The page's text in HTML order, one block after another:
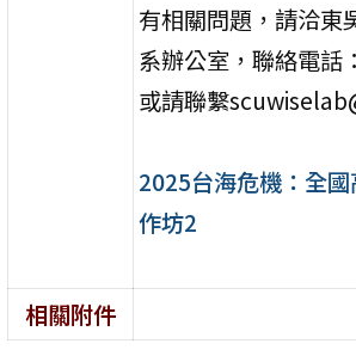
有相關問題，請洽東
系辦公室，聯絡電話
或請聯繫
2025台海危機：全
作坊2
相關附件